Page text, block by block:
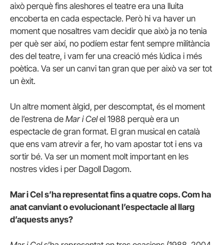
això perquè fins aleshores el teatre era una lluita
encoberta en cada espectacle. Però hi va haver un
moment que nosaltres vam decidir que això ja no tenia
per què ser així, no podíem estar fent sempre militància
des del teatre, i vam fer una creació més lúdica i més
poètica. Va ser un canvi tan gran que per això va ser tot
un èxit.
Un altre moment àlgid, per descomptat, és el moment
de l’estrena de Mar i Celel 1988 perquè era un
espectacle de gran format. El gran musical en català
que ens vam atrevir a fer, ho vam apostar tot i ens va
sortir bé. Va ser un moment molt important en les
nostres vides i per Dagoll Dagom.
Mar i Cel s’ha representat fins a quatre cops. Com ha
anat canviant o evolucionant l’espectacle al llarg
d’aquests anys?